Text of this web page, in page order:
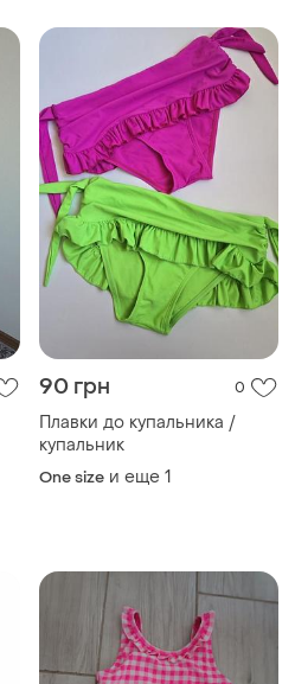
плавания
90 грн 0
Плавки до купальника /
купальник
One size и еще 1